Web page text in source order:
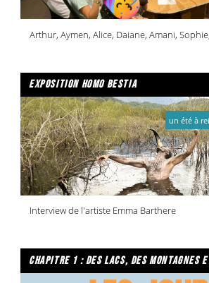
Arthur, Aymen, Alice, Daiane, Amani,
exposition homo bestia
Interview de l'artiste Emma Barthere
un été à